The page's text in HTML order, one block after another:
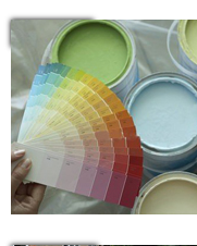
+ PEINTURE